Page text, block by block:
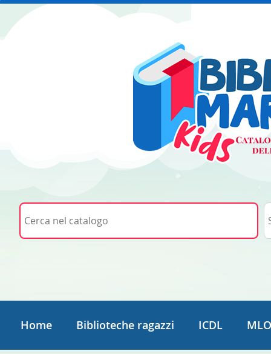
Cerca su "Cerca nel catalogo"
Home Biblioteche ragazzi ICDL